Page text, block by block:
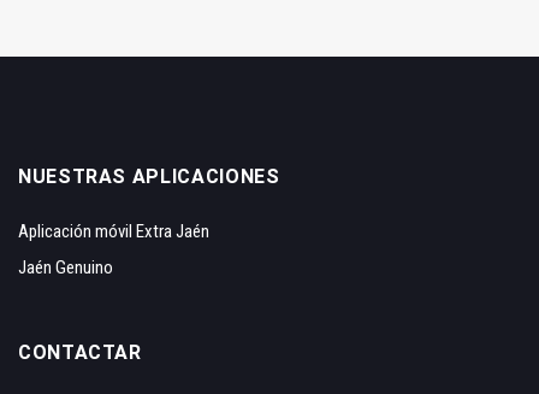
NUESTRAS APLICACIONES
Aplicación móvil Extra Jaén
Jaén Genuino
CONTACTAR